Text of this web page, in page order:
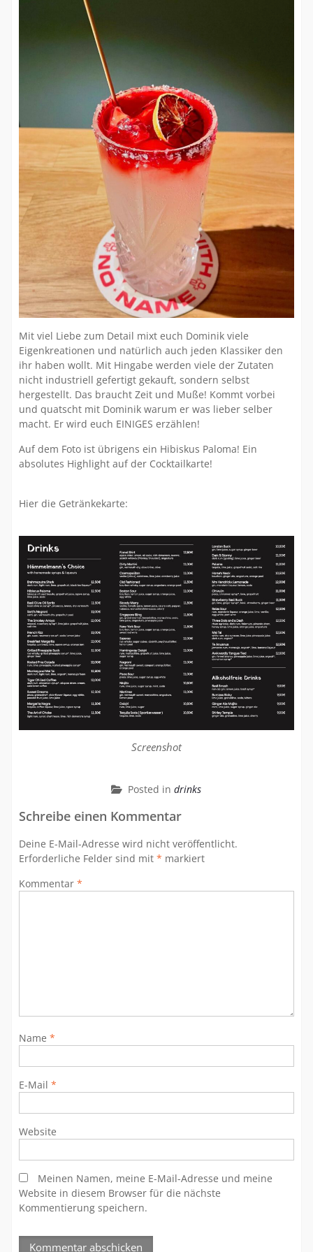
Mit viel Liebe zum Detail mixt euch Dominik viele
Eigenkreationen und natürlich auch jeden Klassiker den
ihr haben wollt. Mit Hingabe werden viele der Zutaten
nicht industriell gefertigt gekauft, sondern selbst
hergestellt. Das braucht Zeit und Muße! Kommt vorbei
und quatscht mit Dominik warum er was lieber selber
macht. Er wird euch EINIGES erzählen!
Auf dem Foto ist übrigens ein Hibiskus Paloma! Ein
absolutes Highlight auf der Cocktailkarte!
Hier die Getränkekarte:
Screenshot
Posted indrinks
Schreibe einen Kommentar
Deine E-Mail-Adresse wird nicht veröffentlicht.
Erforderliche Felder sind mit * markiert
Kommentar *
Name *
E-Mail *
Website
Meinen Namen, meine E-Mail-Adresse und meine
Website in diesem Browser für die nächste
Kommentierung speichern.